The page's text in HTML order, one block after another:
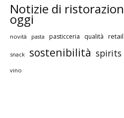
Notizie di
oggi
novità pasta pasticceria qualità retail
snack sostenibilità spirits
vino